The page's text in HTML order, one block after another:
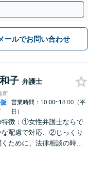
ールでお問い合わせ
子 弁護士
所
営業時間：10:00~18:00（平
日）
特徴：①女性弁護士ならで
な配慮で対応、②じっくり
ために、法律相談の時間